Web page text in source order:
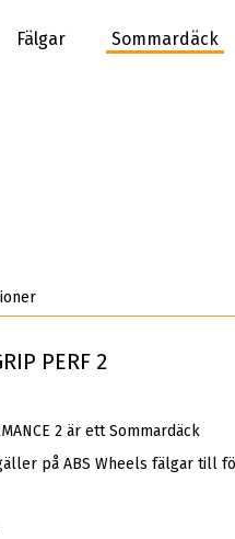
Fälgar Sommardäck
PERF 2
2 är ett Sommardäck
på ABS Wheels fälgar till